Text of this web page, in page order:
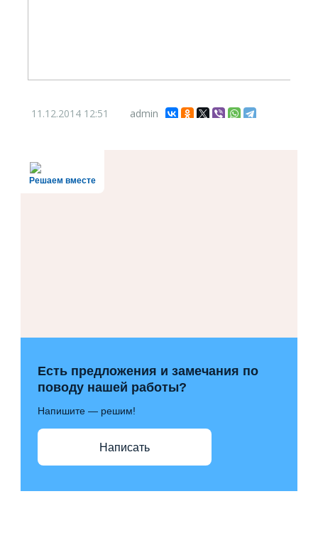
11.12.2014 12:51 admin
Решаем вместе
Есть предложения и замечания по
поводу нашей работы?
Напишите — решим!
Написать